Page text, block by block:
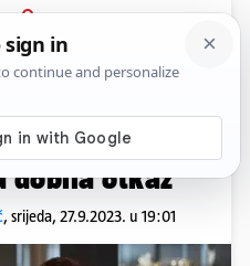
PRIJAVA
Komentari
skupštine:
dobila otkaz
, srijeda, 27.9.2023. u 19:01